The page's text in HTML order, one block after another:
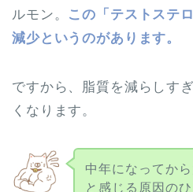
ルモン。 この「テストステ
減少というのがあります。
ですから、脂質を減らしす
くなります。
中年になってか
と感じる原因の